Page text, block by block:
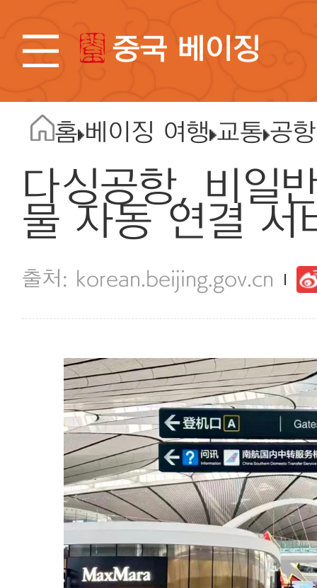
중국 베이징
홈 베이징 여행 교통 공항
다싱공항, 비일
물 자동 연결 서
korean.beijing.gov.cn